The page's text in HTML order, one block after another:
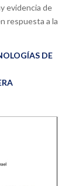
evidencia de
respuesta a la
DE